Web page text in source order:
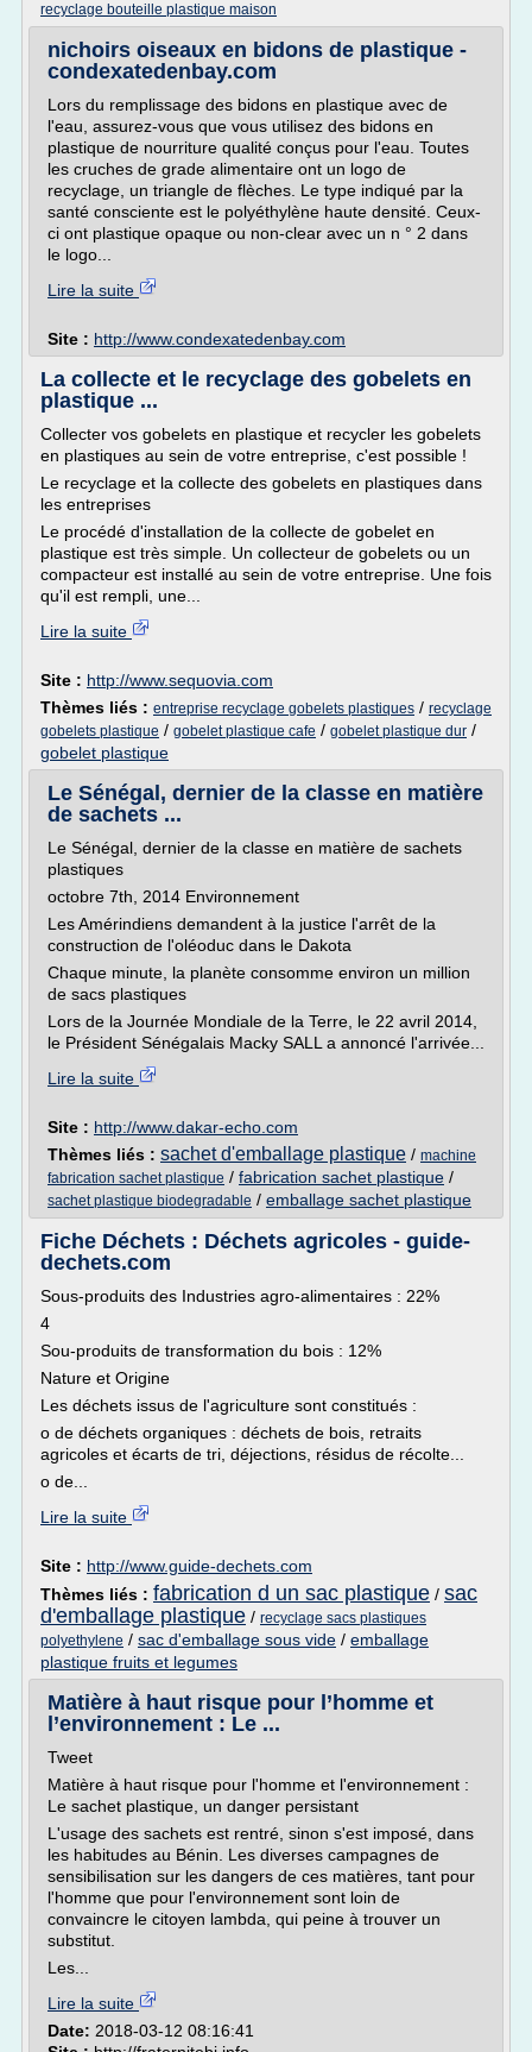
recyclage bouteille plastique maison
nichoirs oiseaux en bidons de plastique -
condexatedenbay.com
Lors du remplissage des bidons en plastique avec de
l'eau, assurez-vous que vous utilisez des bidons en
plastique de nourriture qualité conçus pour l'eau. Toutes
les cruches de grade alimentaire ont un logo de
recyclage, un triangle de flèches. Le type indiqué par la
santé consciente est le polyéthylène haute densité. Ceux-
ci ont plastique opaque ou non-clear avec un n ° 2 dans
le logo...
Lire la suite
Site : http://www.condexatedenbay.com
La collecte et le recyclage des gobelets en
plastique ...
Collecter vos gobelets en plastique et recycler les gobelets
en plastiques au sein de votre entreprise, c'est possible !
Le recyclage et la collecte des gobelets en plastiques dans
les entreprises
Le procédé d'installation de la collecte de gobelet en
plastique est très simple. Un collecteur de gobelets ou un
compacteur est installé au sein de votre entreprise. Une fois
qu'il est rempli, une...
Lire la suite
Site : http://www.sequovia.com
Thèmes liés : entreprise recyclage gobelets plastiques / recyclage
gobelets plastique / gobelet plastique cafe / gobelet plastique dur /
gobelet plastique
Le Sénégal, dernier de la classe en matière
de sachets ...
Le Sénégal, dernier de la classe en matière de sachets
plastiques
octobre 7th, 2014 Environnement
Les Amérindiens demandent à la justice l'arrêt de la
construction de l'oléoduc dans le Dakota
Chaque minute, la planète consomme environ un million
de sacs plastiques
Lors de la Journée Mondiale de la Terre, le 22 avril 2014,
le Président Sénégalais Macky SALL a annoncé l'arrivée...
Lire la suite
Site : http://www.dakar-echo.com
Thèmes liés : sachet d'emballage plastique / machine
fabrication sachet plastique / fabrication sachet plastique /
sachet plastique biodegradable / emballage sachet plastique
Fiche Déchets : Déchets agricoles - guide-
dechets.com
Sous-produits des Industries agro-alimentaires : 22%
4
Sou-produits de transformation du bois : 12%
Nature et Origine
Les déchets issus de l'agriculture sont constitués :
o de déchets organiques : déchets de bois, retraits
agricoles et écarts de tri, déjections, résidus de récolte...
o de...
Lire la suite
Site : http://www.guide-dechets.com
Thèmes liés : fabrication d un sac plastique / sac
d'emballage plastique / recyclage sacs plastiques
polyethylene / sac d'emballage sous vide / emballage
plastique fruits et legumes
Matière à haut risque pour l’homme et
l’environnement : Le ...
Tweet
Matière à haut risque pour l'homme et l'environnement :
Le sachet plastique, un danger persistant
L'usage des sachets est rentré, sinon s'est imposé, dans
les habitudes au Bénin. Les diverses campagnes de
sensibilisation sur les dangers de ces matières, tant pour
l'homme que pour l'environnement sont loin de
convaincre le citoyen lambda, qui peine à trouver un
substitut.
Les...
Lire la suite
Date: 2018-03-12 08:16:41